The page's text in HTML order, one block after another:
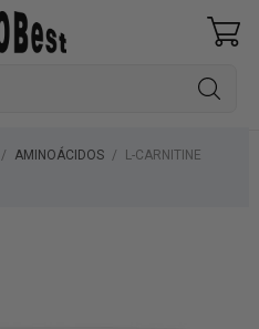
AMINOÁCIDOS
L-CARNITINE